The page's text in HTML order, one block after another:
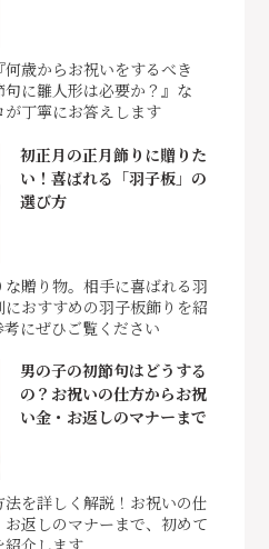
歳からお祝いをするべき
に雛人形は必要か？』な
丁寧にお答えします
初正月の正月飾りに贈りた
い！喜ばれる「羽子板」の
選び方
贈り物。相手に喜ばれる羽
おすすめの羽子板飾りを紹
にぜひご覧ください
男の子の初節句はどうする
の？お祝いの仕方からお祝
い金・お返しのマナーまで
を詳しく解説！お祝いの仕
返しのマナーまで、初めて
紹介します